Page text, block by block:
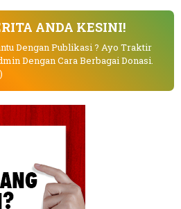
ANDA KESINI!
Dengan Publikasi ? Ayo Traktir
Dengan Cara Berbagai Donasi.